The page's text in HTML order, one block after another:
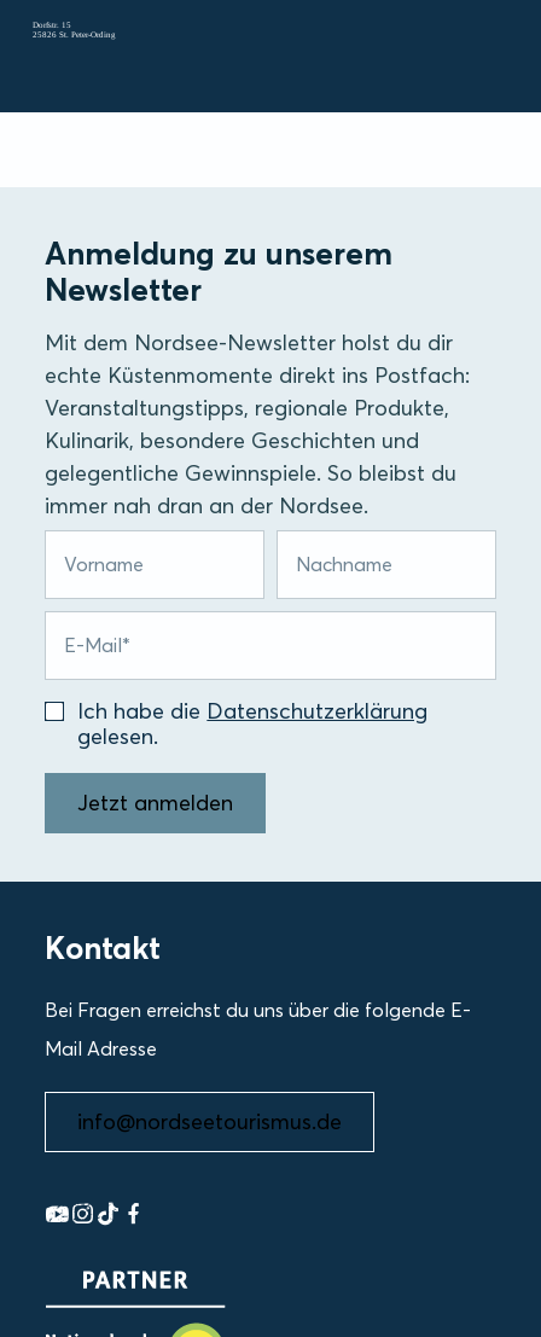
Dorfstr. 15
25826 St. Peter-Ording
Anmeldung zu unserem
Newsletter
Mit dem Nordsee-Newsletter holst du dir
echte Küstenmomente direkt ins Postfach:
Veranstaltungstipps, regionale Produkte,
Kulinarik, besondere Geschichten und
gelegentliche Gewinnspiele. So bleibst du
immer nah dran an der Nordsee.
Ich habe die Datenschutzerklärung
gelesen.
Jetzt anmelden
Kontakt
Bei Fragen erreichst du uns über die folgende E-
Mail Adresse
info@nordseetourismus.de